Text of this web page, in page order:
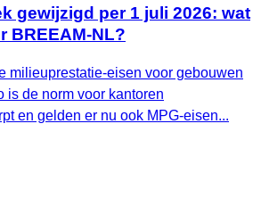
gewijzigd per 1 juli 2026: wat
BREEAM-NL?
milieuprestatie-eisen voor gebouwen
is de norm voor kantoren
en gelden er nu ook MPG-eisen...